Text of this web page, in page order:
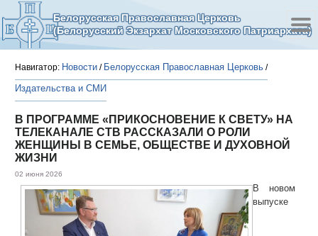
Белорусская Православная Церковь
(Белорусский Экзархат Московского Патриархата)
Навигатор: Новости / Белорусская Православная Церковь /
Издательства и СМИ
В ПРОГРАММЕ «ПРИКОСНОВЕНИЕ К СВЕТУ» НА
ТЕЛЕКАНАЛЕ СТВ РАССКАЗАЛИ О РОЛИ
ЖЕНЩИНЫ В СЕМЬЕ, ОБЩЕСТВЕ И ДУХОВНОЙ
ЖИЗНИ
02 июня 2026
В новом
выпуске